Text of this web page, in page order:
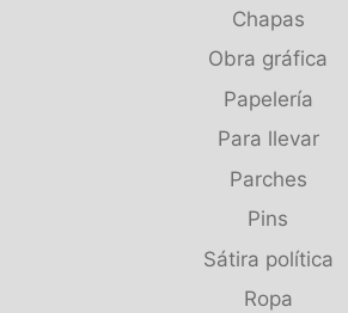
Chapas
Obra gráfica
Papelería
Para llevar
Parches
Pins
Sátira política
Ropa